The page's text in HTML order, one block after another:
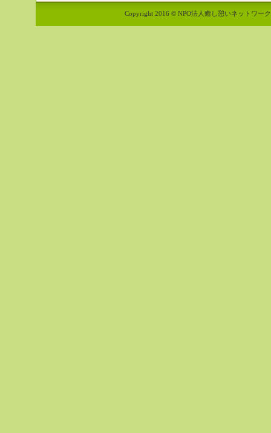
Copyright 2016 © NPO法人癒し憩いネットワー